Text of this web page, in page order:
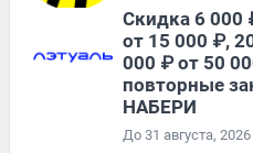
Скидка 6 000
от 15 000 ₽,
000 ₽ от 50
повторные
НАБЕРИ
До 31 августа, 2026